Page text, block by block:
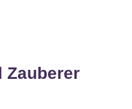
Zauberer